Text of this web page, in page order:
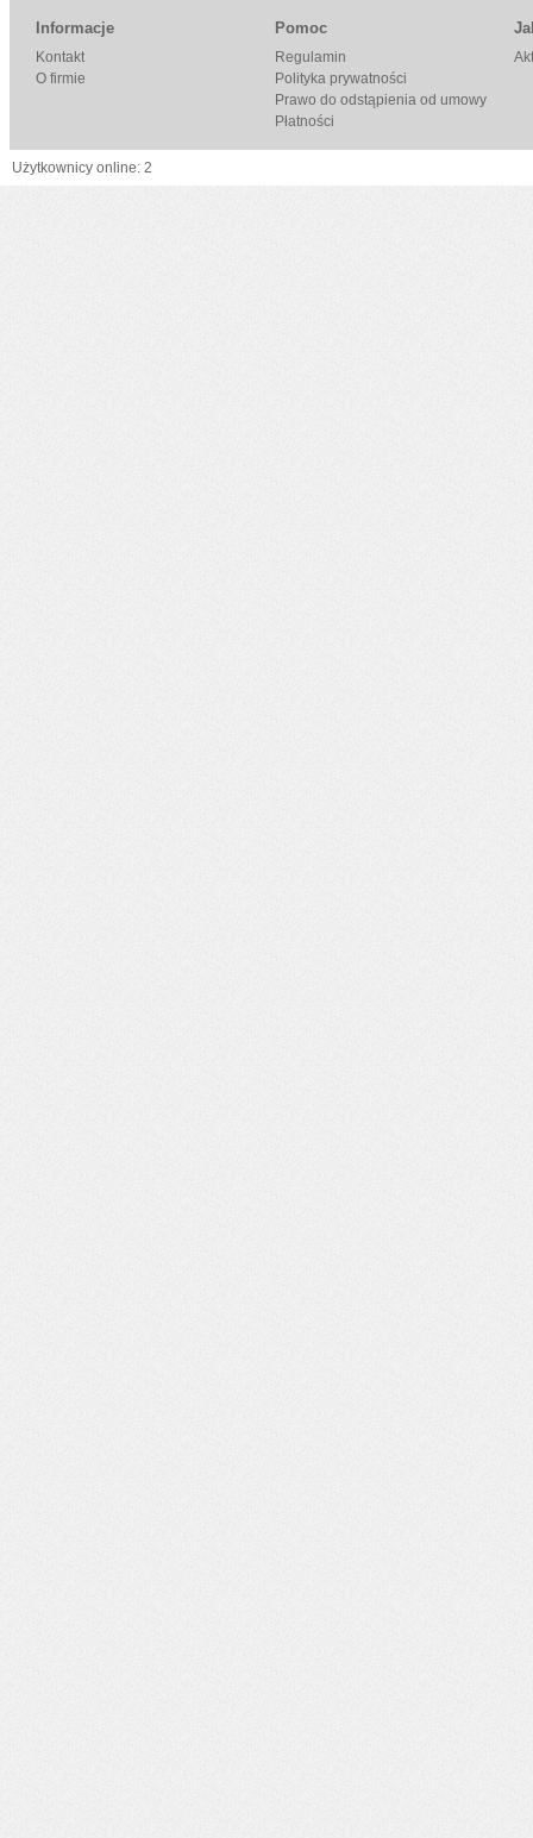
Informacje
Kontakt
O firmie
Pomoc
Regulamin
Polityka prywatności
Prawo do odstąpienia od umowy
Płatności
Użytkownicy online: 2